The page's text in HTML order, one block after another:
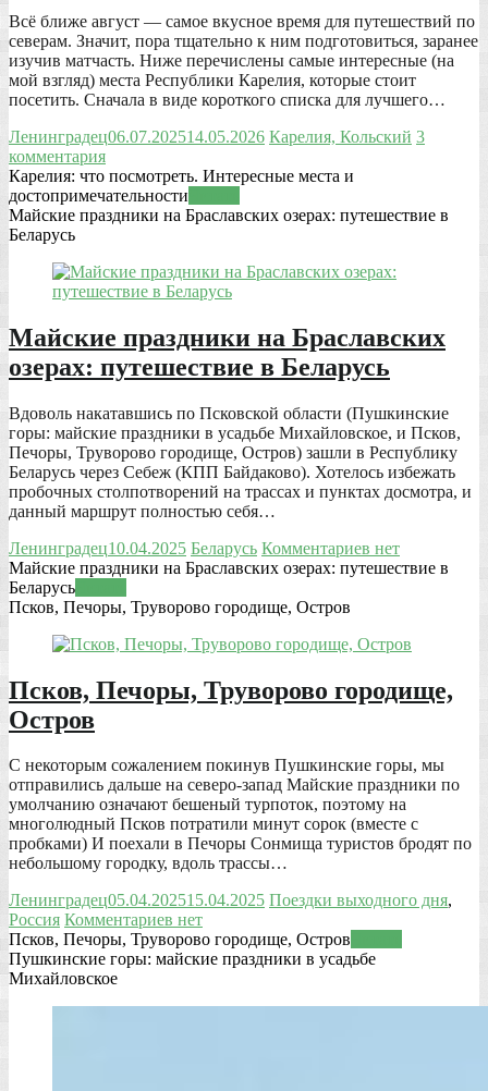
Всё ближе август — самое вкусное время для путешествий по
северам. Значит, пора тщательно к ним подготовиться, заранее
изучив матчасть. Ниже перечислены самые интересные (на
мой взгляд) места Республики Карелия, которые стоит
посетить. Сначала в виде короткого списка для лучшего…
Ленинградец06.07.202514.05.2026 Карелия, Кольский 3
комментария
Карелия: что посмотреть. Интересные места и
достопримечательности
Майские праздники на Браславских озерах: путешествие в
Беларусь
Майские праздники на Браславских
озерах: путешествие в Беларусь
Вдоволь накатавшись по Псковской области (Пушкинские
горы: майские праздники в усадьбе Михайловское, и Псков,
Печоры, Труворово городище, Остров) зашли в Республику
Беларусь через Себеж (КПП Байдаково). Хотелось избежать
пробочных столпотворений на трассах и пунктах досмотра, и
данный маршрут полностью себя…
Ленинградец10.04.2025 Беларусь Комментариев нет
Майские праздники на Браславских озерах: путешествие в
Беларусь
Псков, Печоры, Труворово городище, Остров
Псков, Печоры, Труворово городище,
Остров
С некоторым сожалением покинув Пушкинские горы, мы
отправились дальше на северо-запад Майские праздники по
умолчанию означают бешеный турпоток, поэтому на
многолюдный Псков потратили минут сорок (вместе с
пробками) И поехали в Печоры Сонмища туристов бродят по
небольшому городку, вдоль трассы…
Ленинградец05.04.202515.04.2025 Поездки выходного дня,
Россия Комментариев нет
Псков, Печоры, Труворово городище, Остров
Пушкинские горы: майские праздники в усадьбе
Михайловское